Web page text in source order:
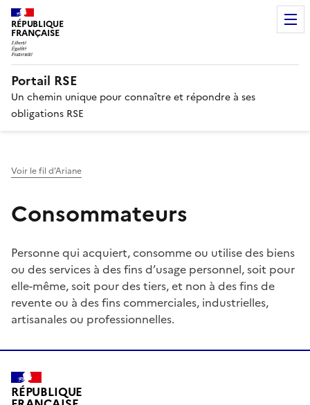
RÉPUBLIQUE
FRANÇAISE
Portail RSE
Un chemin unique pour connaître et répondre à ses
obligations RSE
Voir le fil d’Ariane
Consommateurs
Personne qui acquiert, consomme ou utilise des biens
ou des services à des fins d’usage personnel, soit pour
elle-même, soit pour des tiers, et non à des fins de
revente ou à des fins commerciales, industrielles,
artisanales ou professionnelles.
RÉPUBLIQUE